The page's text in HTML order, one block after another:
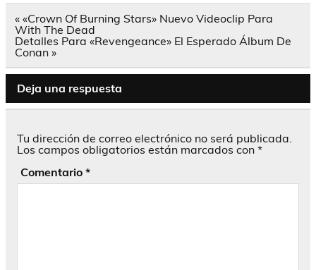
Navegación
de
entradas
« «Crown Of Burning Stars» Nuevo Videoclip Para
With The Dead
Detalles Para «Revengeance» El Esperado Álbum De
Conan »
Deja una respuesta
Tu dirección de correo electrónico no será publicada.
Los campos obligatorios están marcados con *
Comentario *